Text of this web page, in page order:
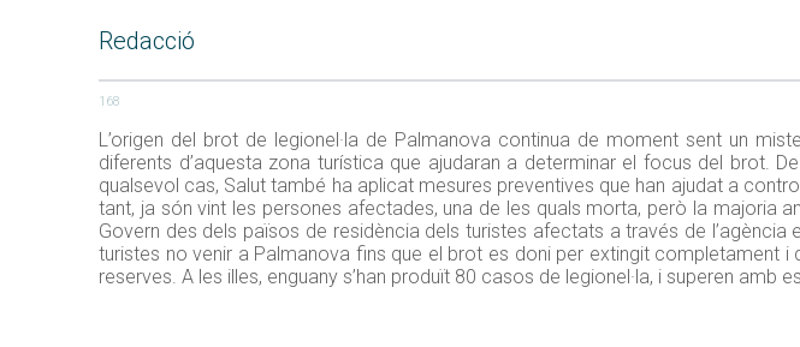
Redacció
168
L’origen del brot de legionel·la de Palmanova continua de moment sent un
diferents d’aquesta zona turística que ajudaran a determinar el focus del brot.
qualsevol cas, Salut també ha aplicat mesures preventives que han ajudat a
tant, ja són vint les persones afectades, una de les quals morta, però la majoria
Govern des dels països de residència dels turistes afectats a través de
turistes no venir a Palmanova fins que el brot es doni per extingit completament
reserves. A les illes, enguany s’han produït 80 casos de legionel·la, i superen